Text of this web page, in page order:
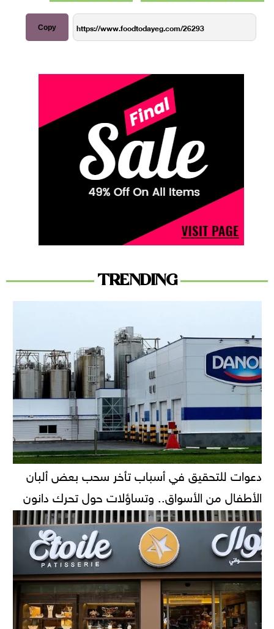
Copy
TRENDING
دعوات للتحقيق في أسباب تأخر سحب بعض ألبان
الأطفال من الأسواق.. وتساؤلات حول تحرك دانون